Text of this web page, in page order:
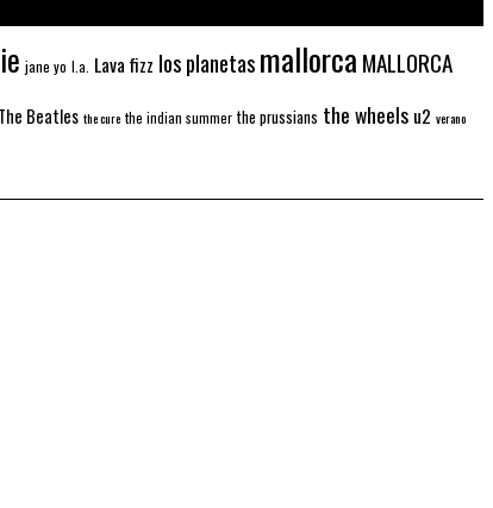
jane yo l.a. Lava fizz los planetasmallorca MALLORCA
The Beatles the cure the indian summer the prussians the wheels u2 verano